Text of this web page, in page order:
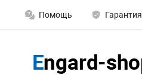
Помощь Гарантия